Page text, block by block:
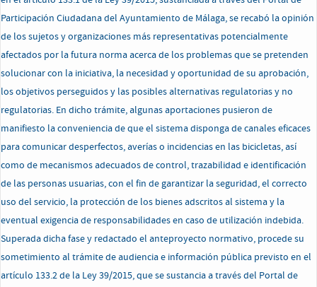
Participación Ciudadana del Ayuntamiento de Málaga, se recabó la opinión
de los sujetos y organizaciones más representativas potencialmente
afectados por la futura norma acerca de los problemas que se pretenden
solucionar con la iniciativa, la necesidad y oportunidad de su aprobación,
los objetivos perseguidos y las posibles alternativas regulatorias y no
regulatorias. En dicho trámite, algunas aportaciones pusieron de
manifiesto la conveniencia de que el sistema disponga de canales eficaces
para comunicar desperfectos, averías o incidencias en las bicicletas, así
como de mecanismos adecuados de control, trazabilidad e identificación
de las personas usuarias, con el fin de garantizar la seguridad, el correcto
uso del servicio, la protección de los bienes adscritos al sistema y la
eventual exigencia de responsabilidades en caso de utilización indebida.
Superada dicha fase y redactado el anteproyecto normativo, procede su
sometimiento al trámite de audiencia e información pública previsto en el
artículo 133.2 de la Ley 39/2015, que se sustancia a través del Portal de